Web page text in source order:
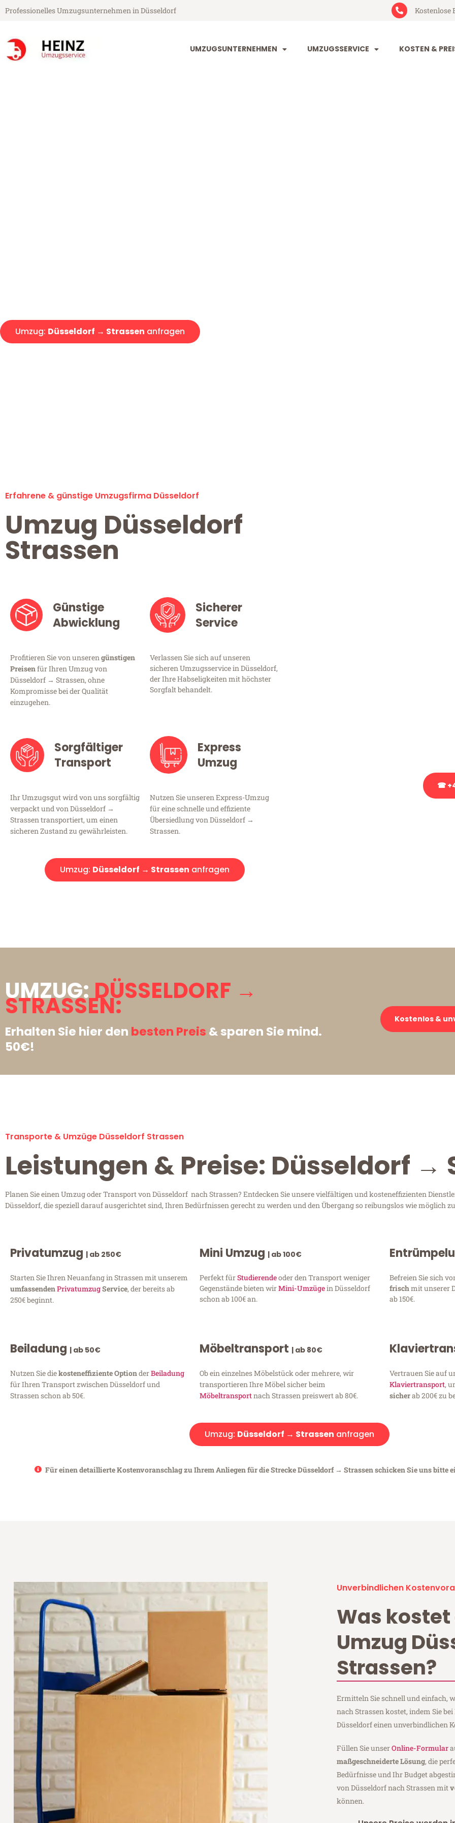
Professionelles Umzugsunternehmen in Düsseldorf Kostenlose
UMZUGSUNTERNEHMEN UMZUGSSERVICE KOSTEN &
Umzug: Düsseldorf → Strassen anfragen
Erfahrene & günstige Umzugsfirma Düsseldorf
Umzug Düsseldorf
Strassen
Günstige
Abwicklung
Profitieren Sie von unserengünstigen
Preisenfür Ihren Umzug von
Düsseldorf → Strassen, ohne
Kompromisse bei der Qualität
einzugehen.
Sicherer
Service
Verlassen Sie sich auf unseren
sicheren Umzugsservice in Düsseldorf,
der Ihre Habseligkeiten mit höchster
Sorgfalt behandelt.
Sorgfältiger
Transport
Ihr Umzugsgut wird von uns sorgfältig
verpackt und von Düsseldorf →
Strassen transportiert, um einen
sicheren Zustand zu gewährleisten.
Express
Umzug
Nutzen Sie unseren Express-Umzug
für eine schnelle und effiziente
Übersiedlung von Düsseldorf →
Strassen.
Umzug: Düsseldorf → Strassen anfragen
☎
UMZUG:DÜSSELDORF →
STRASSEN:
Erhalten Sie hier den besten Preis & sparen Sie mind.
50€!
Kostenlos &
Transporte & Umzüge Düsseldorf Strassen
Leistungen & Preise: Düsseldorf →
Planen Sie einen Umzug oder Transport von Düsseldorf nach Strassen? Entdecken Sie unsere vielfältigen und kosteneffizienten
Düsseldorf, die speziell darauf ausgerichtet sind, Ihren Bedürfnissen gerecht zu werden und den Übergang so reibungslos wie möglich
Privatumzug | ab 250€
Starten Sie Ihren Neuanfang in Strassen mit unserem
umfassendenPrivatumzugService, der bereits ab
250€ beginnt.
Mini Umzug | ab 100€
Perfekt fürStudierendeoder den Transport weniger
Gegenstände bieten wirMini-Umzügein Düsseldorf
schon ab 100€ an.
Befreien Sie sich
frischmit unserer
ab 150€.
Beiladung | ab 50€
Nutzen Sie diekosteneffiziente OptionderBeiladung
für Ihren Transport zwischen Düsseldorf und
Strassen schon ab 50€.
Möbeltransport | ab 80€
Ob ein einzelnes Möbelstück oder mehrere, wir
transportieren Ihre Möbel sicher beim
Möbeltransportnach Strassen preiswert ab 80€.
Vertrauen Sie auf
Klaviertransport,
sicherab 200€ zu
Umzug: Düsseldorf → Strassen anfragen
Für einen detaillierte Kostenvoranschlag zu Ihrem Anliegen für die Strecke Düsseldorf → Strassen schicken Sie uns bitte
Unverbindlichen
Was kostet
Umzug
Strassen?
Ermitteln Sie schnell und einfach,
nach Strassen kostet, indem Sie
Düsseldorf einen unverbindlichen
Füllen Sie unserOnline-Formular
maßgeschneiderte Lösung, die
Bedürfnisse und Ihr Budget
von Düsseldorf nach Strassen mit
können.